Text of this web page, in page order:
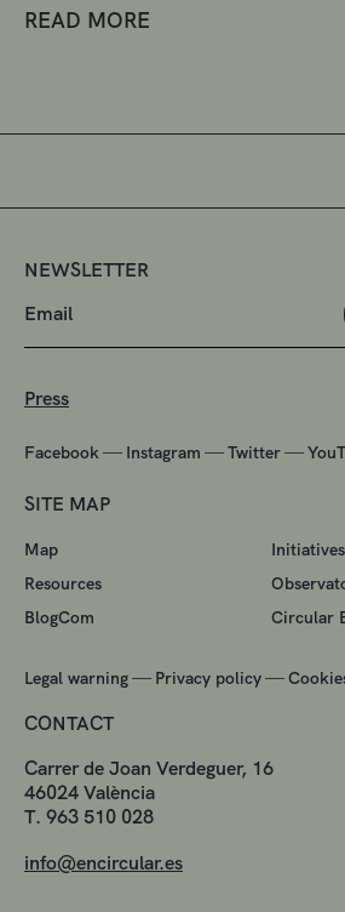
READ MORE
NEWSLETTER
Press
Facebook— Instagram —Twitter—
SITE MAP
Map
Initiatives
Resources
BlogCom
Circular
Legal warning— Privacy policy—
CONTACT
Carrer de Joan Verdeguer, 16
46024 València
T. 963 510 028
info@encircular.es